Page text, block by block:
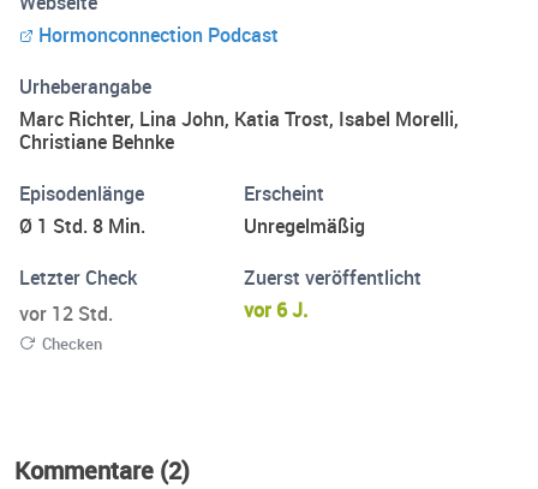
systematisch aufgebaut, denn in der hormonellen Balance
steckt ebenfalls ein System. Wir erklären natürlich Sachen
einsteigen kann. Aber wer systematisch heran gehen
möchte, der fängt am besten bei Folge 1 der Staffel 1 an!
Hormonconnection Podcast
Urheberangabe
Marc Richter, Lina John, Katia Trost, Isabel Morelli,
Christiane Behnke
Episodenlänge
Ø 1 Std. 8 Min.
Erscheint
Unregelmäßig
Letzter Check
vor 12 Std.
Checken
Zuerst veröffentlicht
vor 6 J.
Kommentare (2)